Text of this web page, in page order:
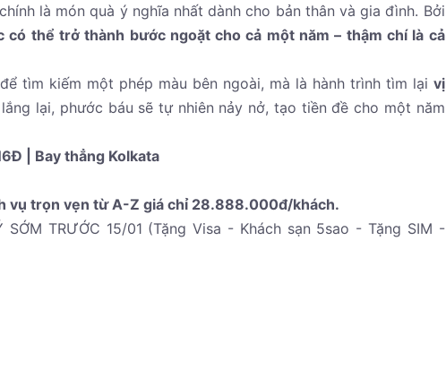
là món quà ý nghĩa nhất dành cho bản thân và gia đình. Bởi
có thể trở thành bước ngoặt cho cả một năm – thậm chí là cả
tìm kiếm một phép màu bên ngoài, mà là hành trình tìm lại vị
lại, phước báu sẽ tự nhiên nảy nở, tạo tiền đề cho một năm
| Bay thẳng Kolkata
vụ trọn vẹn từ A-Z giá chỉ 28.888.000đ/khách.
SỚM TRƯỚC 15/01 (Tặng Visa - Khách sạn 5sao - Tặng SIM -